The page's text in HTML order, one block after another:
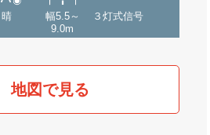
晴
幅5.5～
9.0m
３灯式信号
地図で見る